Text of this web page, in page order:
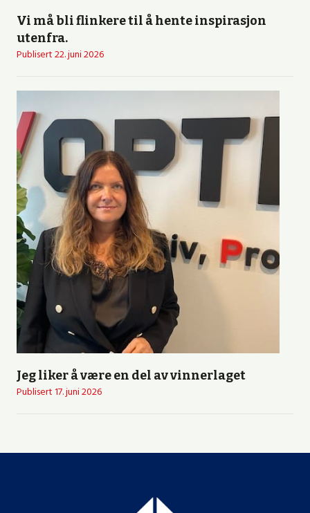
Vi må bli flinkere til å hente inspirasjon
utenfra.
Publisert22. juni 2026
Jeg liker å være en del av vinnerlaget
Publisert17. juni 2026